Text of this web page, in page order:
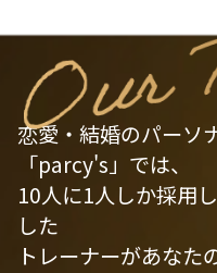
恋愛・結婚のパーソ
「parcy's」では、
10人に1人しか採用
した
トレーナーがあなた